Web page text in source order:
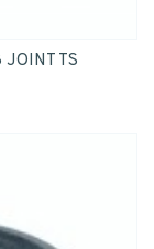
JOINT TS